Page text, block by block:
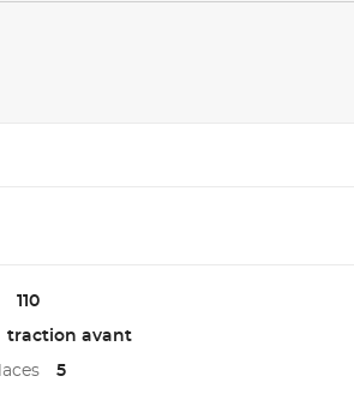
110
traction avant
5